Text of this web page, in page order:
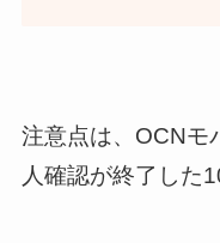
注意点は、OCNモ
人確認が終了した